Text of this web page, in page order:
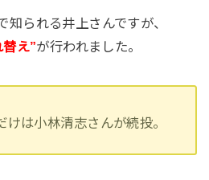
知られる井上さんですが、
替え”が行われました。
けは小林清志さんが続投。